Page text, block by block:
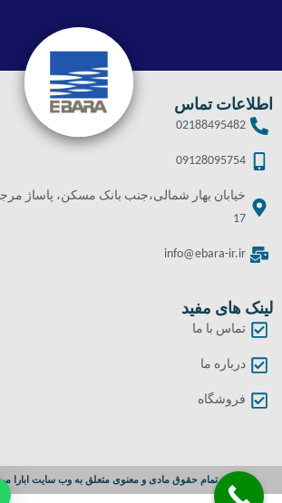
اطلاعات تماس
02188495482
09128095754
خیابان بهار شمالی،جنب بانک مسکن، پاساژ
17
info@ebara-ir.ir
لینک های مفید
تماس با ما
درباره ما
فروشگاه
تمام حقوق مادی و معنوی متعلق به وب سایت ابارا می